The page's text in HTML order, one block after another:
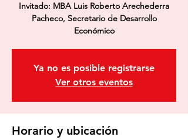
Invitado: MBA Luis Roberto Arechederra
Pacheco, Secretario de Desarrollo
Económico
Ya no es posible registrarse
Ver otros eventos
Horario y ubicación